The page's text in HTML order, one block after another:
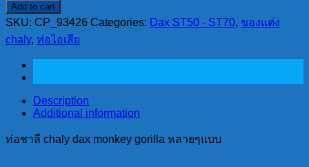
ชาลี
chaly
dax
monkey
gorilla
หลายๆ
แบบ
quantity
Add to cart
SKU: CP_93426 Categories: Dax ST50 - ST70, ของแต่ง
chaly, ท่อไอเสีย
Description
Additional information
ท่อชาลี chaly dax monkey gorilla หลายๆแบบ